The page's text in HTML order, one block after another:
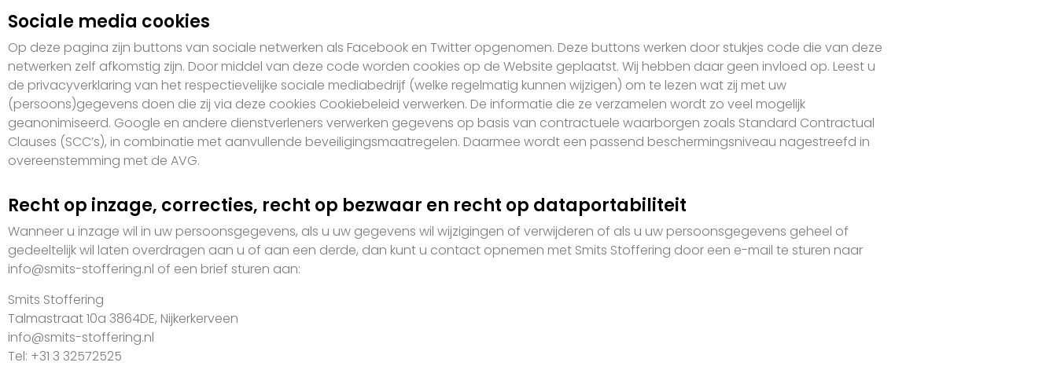
Sociale media cookies
Op deze pagina zijn buttons van sociale netwerken als Facebook en Twitter opgenomen. Deze buttons werken door stukjes code die van deze
netwerken zelf afkomstig zijn. Door middel van deze code worden cookies op de Website geplaatst. Wij hebben daar geen invloed op. Leest u
de privacyverklaring van het respectievelijke sociale mediabedrijf (welke regelmatig kunnen wijzigen) om te lezen wat zij met uw
(persoons)gegevens doen die zij via deze cookies Cookiebeleid verwerken. De informatie die ze verzamelen wordt zo veel mogelijk
geanonimiseerd. Google en andere dienstverleners verwerken gegevens op basis van contractuele waarborgen zoals Standard Contractual
Clauses (SCC’s), in combinatie met aanvullende beveiligingsmaatregelen. Daarmee wordt een passend beschermingsniveau nagestreefd in
overeenstemming met de AVG.
Recht op inzage, correcties, recht op bezwaar en recht op dataportabiliteit
Wanneer u inzage wil in uw persoonsgegevens, als u uw gegevens wil wijzigingen of verwijderen of als u uw persoonsgegevens geheel of
gedeeltelijk wil laten overdragen aan u of aan een derde, dan kunt u contact opnemen met Smits Stoffering door een e-mail te sturen naar
info@smits-stoffering.nl of een brief sturen aan:
Smits Stoffering
Talmastraat 10a 3864DE, Nijkerkerveen
info@smits-stoffering.nl
Tel: +31 3 32572525